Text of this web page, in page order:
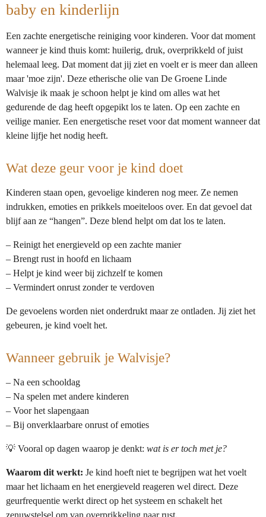
baby en kinderlijn
Een zachte energetische reiniging voor kinderen. Voor dat moment
wanneer je kind thuis komt: huilerig, druk, overprikkeld of juist
helemaal leeg. Dat moment dat jij ziet en voelt er is meer dan alleen
maar 'moe zijn'. Deze etherische olie van De Groene Linde
Walvisje ik maak je schoon helpt je kind om alles wat het
gedurende de dag heeft opgepikt los te laten. Op een zachte en
veilige manier. Een energetische reset voor dat moment wanneer dat
kleine lijfje het nodig heeft.
Wat deze geur voor je kind doet
Kinderen staan open, gevoelige kinderen nog meer. Ze nemen
indrukken, emoties en prikkels moeiteloos over. En dat gevoel dat
blijf aan ze “hangen”. Deze blend helpt om dat los te laten.
– Reinigt het energieveld op een zachte manier
– Brengt rust in hoofd en lichaam
– Helpt je kind weer bij zichzelf te komen
– Vermindert onrust zonder te verdoven
De gevoelens worden niet onderdrukt maar ze ontladen. Jij ziet het
gebeuren, je kind voelt het.
Wanneer gebruik je Walvisje?
– Na een schooldag
– Na spelen met andere kinderen
– Voor het slapengaan
– Bij onverklaarbare onrust of emoties
💡 Vooral op dagen waarop je denkt: wat is er toch met je?
Waarom dit werkt: Je kind hoeft niet te begrijpen wat het voelt
maar het lichaam en het energieveld reageren wel direct. Deze
geurfrequentie werkt direct op het systeem en schakelt het
zenuwstelsel om van overprikkeling naar rust.